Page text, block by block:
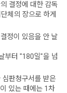
결정에 대한 감독
체의 장으로 하게
정이 있음을 안 날
부터 "180일"을 넘
판청구서를 받은
있는 때에는 1차